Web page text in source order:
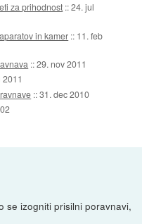
za prihodnost ::24. jul
in kamer :: 11. feb
::29. nov 2011
2011
::31. dec 2010
se izogniti prisilni poravnavi,